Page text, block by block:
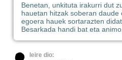
Benetan, unkituta irakurri dut
hauetan hitzak soberan daude
egoera hauek sortarazten
Besarkada handi bat eta animo.
leire dio: